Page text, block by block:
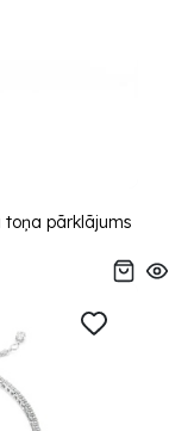
toņa pārklājums